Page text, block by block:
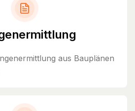
aus Bauplänen